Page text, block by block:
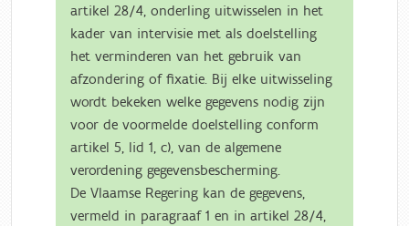
artikel 28/4, onderling uitwisselen in het
kader van intervisie met als doelstelling
het verminderen van het gebruik van
afzondering of fixatie. Bij elke uitwisseling
wordt bekeken welke gegevens nodig zijn
voor de voormelde doelstelling conform
artikel 5, lid 1, c), van de algemene
verordening gegevensbescherming.
De Vlaamse Regering kan de gegevens,
vermeld in paragraaf 1 en in artikel 28/4,